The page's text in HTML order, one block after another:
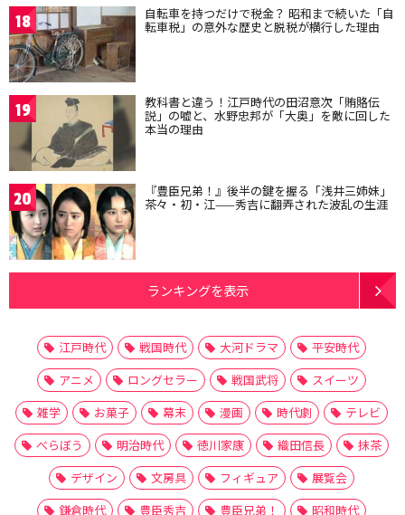
18 自転車を持つだけで税金？ 昭和まで続いた「自
転車税」の意外な歴史と脱税が横行した理由
19 教科書と違う！江戸時代の田沼意次「賄賂伝
説」の嘘と、水野忠邦が「大奥」を敵に回した
本当の理由
20 『豊臣兄弟！』後半の鍵を握る「浅井三姉妹」
茶々・初・江——秀吉に翻弄された波乱の生涯
ランキングを表示
江戸時代 戦国時代 大河ドラマ
平安時代
アニメ
ロングセラー 戦国武将
スイーツ
雑学
お菓子 幕末 漫画 時代劇
テレビ
べらぼう
明治時代 徳川家康 織田信長
抹茶
デザイン
文房具 フィギュア
展覧会
鎌倉時代
豊臣秀吉 豊臣兄弟！
昭和時代